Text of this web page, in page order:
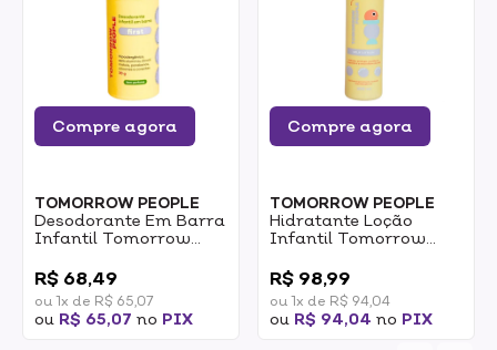
Compre agora
TOMORROW PEOPLE
Desodorante Em Barra
Infantil Tomorrow
R$ 68,49
ou 1x de R$ 65,07
ou R$ 65,07 no PIX
Compre agora
TOMORROW PEOPLE
Hidratante Loção
Infantil Tomorrow
200ml
R$ 98,99
ou 1x de R$ 94,04
ou R$ 94,04 no PIX